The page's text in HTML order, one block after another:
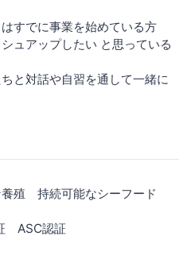
すでに事業を始めている方
ュアップしたい と思っている
と対話や自習を通して一緒に
殖 持続可能なシーフード
ASC認証